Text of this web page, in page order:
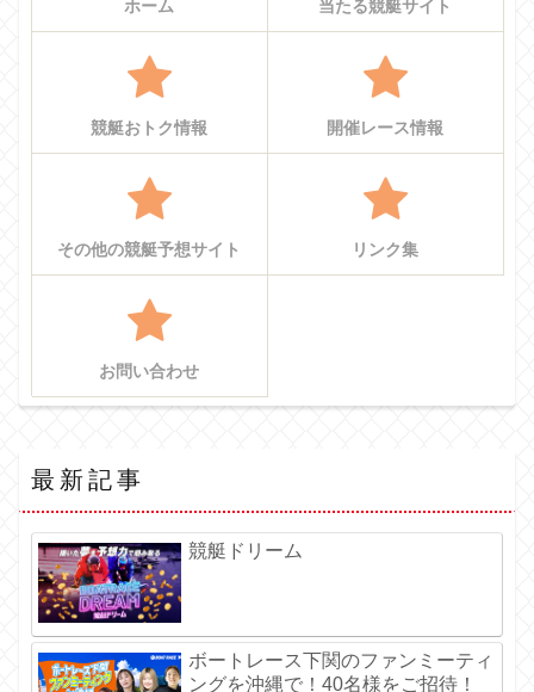
ホーム 当たる競艇サイト
競艇おトク情報 開催レース情報
その他の競艇予想サイト リンク集
お問い合わせ
最新記事
競艇ドリーム
ボートレース下関のファンミーティ
ングを沖縄で！40名様をご招待！